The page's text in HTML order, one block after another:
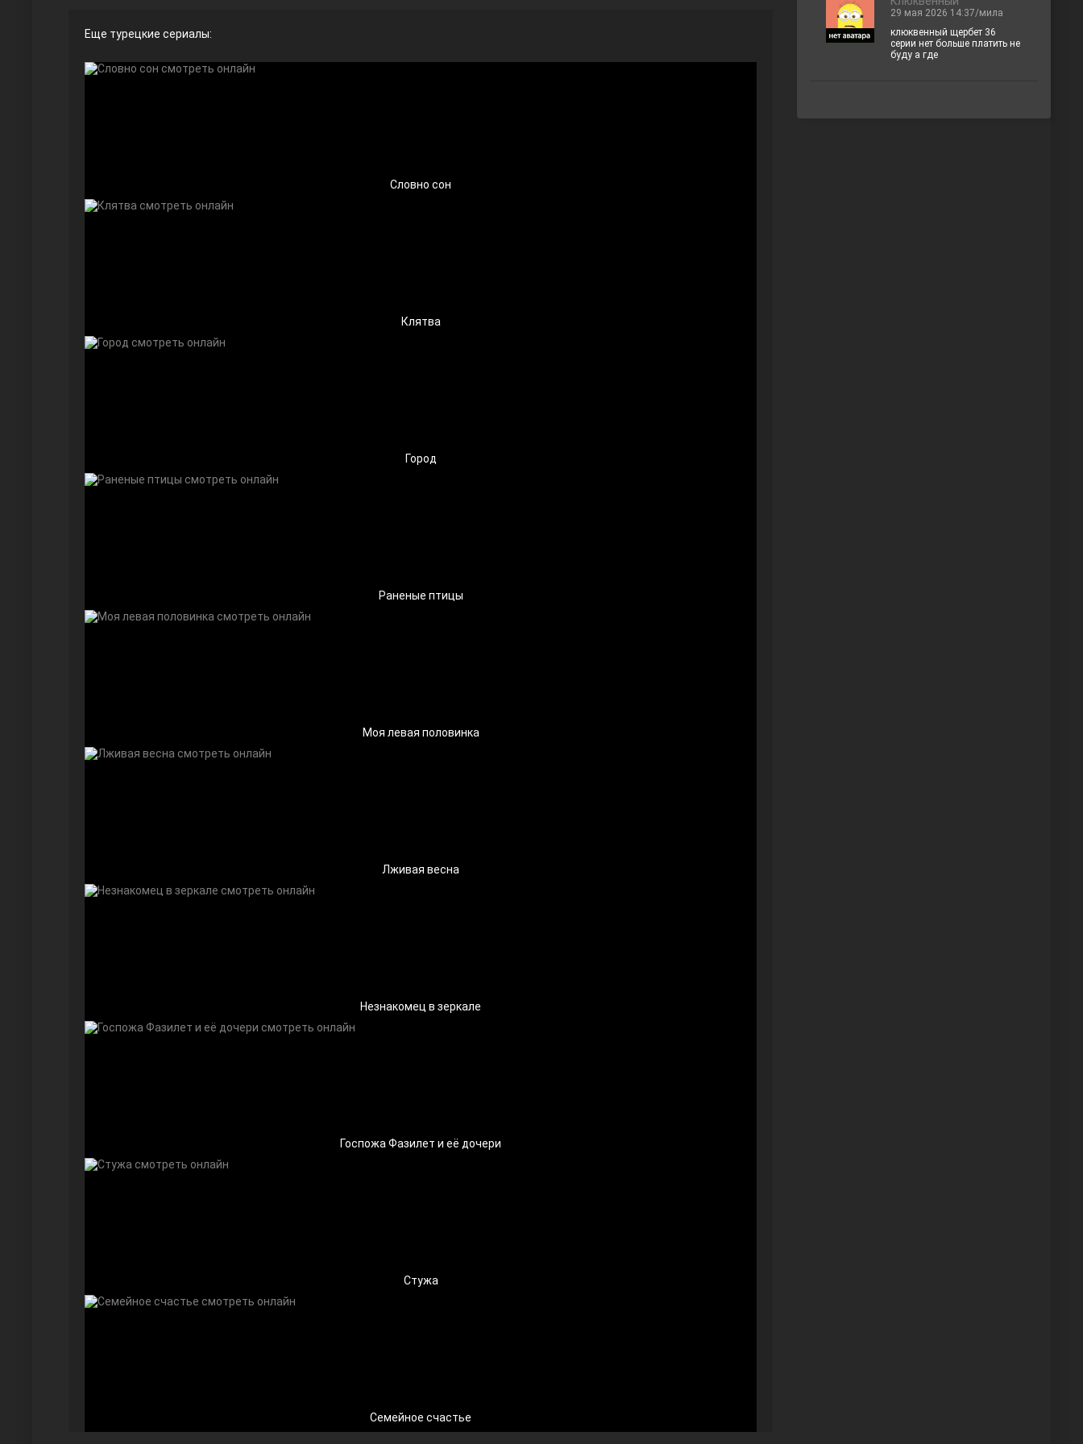
Ты назови
Еще турецкие сериалы:
Словно сон
Клятва
Город
Раненые птицы
Моя левая половинка
Лживая весна
Незнакомец в зеркале
Госпожа Фазилет и её дочери
Стужа
Семейное счастье
29 мая 2026 14:37/мила
клюквенный щербет 36
серии нет больше платить не
буду а где